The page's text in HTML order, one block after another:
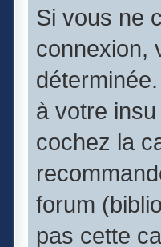
Si vous ne
connexion,
à votre
cochez la
forum
pas cette